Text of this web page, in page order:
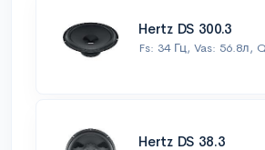
Hertz DS 300.3
Fs: 34 Гц, Vas: 56.8л,
Hertz DS 38.3